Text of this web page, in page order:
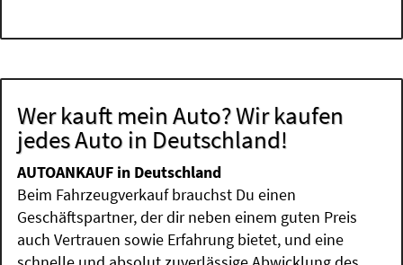
Wer kauft mein Auto? Wir kaufen
jedes Auto in Deutschland!
AUTOANKAUF in Deutschland
Beim Fahrzeugverkauf brauchst Du einen
Geschäftspartner, der dir neben einem guten Preis
auch Vertrauen sowie Erfahrung bietet, und eine